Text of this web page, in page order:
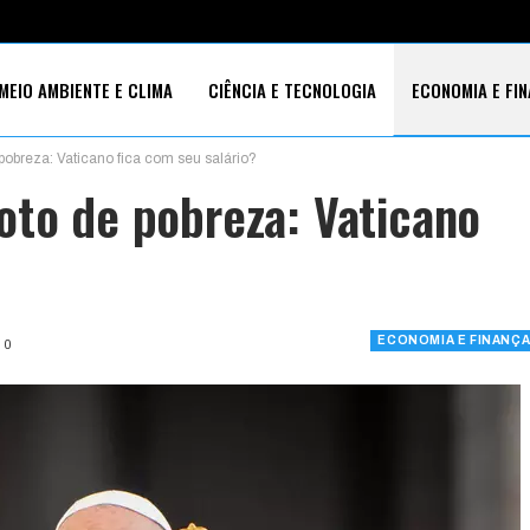
MEIO AMBIENTE E CLIMA CIÊNCIA E TECNOLOGIA ECONOMIA E
Vaticano fica com seu salário?
de pobreza: Vaticano
ECONOMIA E
0